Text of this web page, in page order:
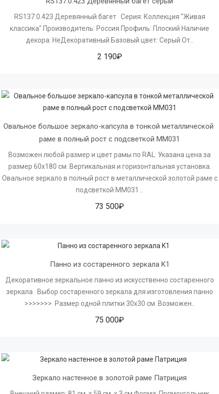
RS137.0.423 Деревянный багет Серия: Коллекция "Живая
классика" Производитель: Россия Профиль: Плоский Наличие
декора: НеДекоративный Базовый цвет: Серый От..
2 190₽
Овальное большое зеркало-капсула в тонкой металлической
раме в полный рост с подсветкой MM031
Возможен любой размер и цвет рамы по RAL. Указана цена за
размер 60х180 см. Вертикальная и горизонтальная установка.
Овальное зеркало в полный рост в металлической золотой раме с
подсветкой MM031 ..
73 500₽
Панно из состаренного зеркала K1
Декоративное зеркальное панно из искусственно состаренного
зеркала . Выбор состаренного зеркала для изготовления панно
>>>>>>> Размер одной плитки 30х30 см. Возможен..
75 000₽
Зеркало настенное в золотой раме Патриция